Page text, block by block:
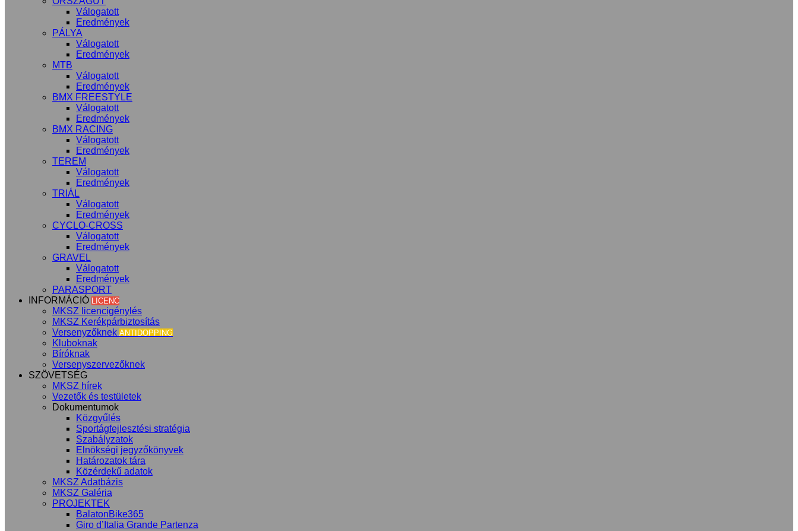
Válogatott
Eredmények
PÁLYA
Válogatott
Eredmények
MTB
Válogatott
Eredmények
BMX FREESTYLE
Válogatott
Eredmények
BMX RACING
Válogatott
Eredmények
TEREM
Válogatott
Eredmények
TRIÁL
Válogatott
Eredmények
CYCLO-CROSS
Válogatott
Eredmények
GRAVEL
Válogatott
Eredmények
PARASPORT
INFORMÁCIÓ
LICENC
MKSZ licencigénylés
MKSZ Kerékpárbiztosítás
Versenyzőknek ANTIDOPPING
Kluboknak
Bíróknak
Versenyszervezőknek
SZÖVETSÉG
MKSZ hírek
Vezetők és testületek
Dokumentumok
Közgyűlés
Sportágfejlesztési stratégia
Szabályzatok
Elnökségi jegyzőkönyvek
Határozatok tára
Közérdekű adatok
MKSZ Adatbázis
MKSZ Galéria
PROJEKTEK
BalatonBike365
Giro d’Italia Grande Partenza